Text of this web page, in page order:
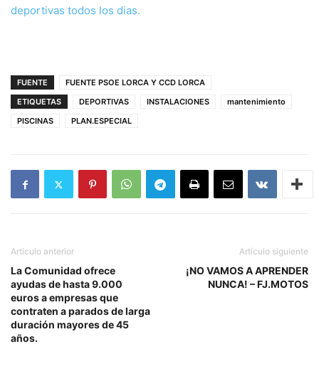
deportivas todos los dias.
FUENTE
FUENTE PSOE LORCA Y CCD LORCA
ETIQUETAS
DEPORTIVAS INSTALACIONES
mantenimiento
PISCINAS
PLAN.ESPECIAL
Artículo anterior
La Comunidad ofrece
ayudas de hasta 9.000
euros a empresas que
contraten a parados de larga
duración mayores de 45
años.
Artículo siguiente
¡NO VAMOS A APRENDER
NUNCA! – FJ.MOTOS